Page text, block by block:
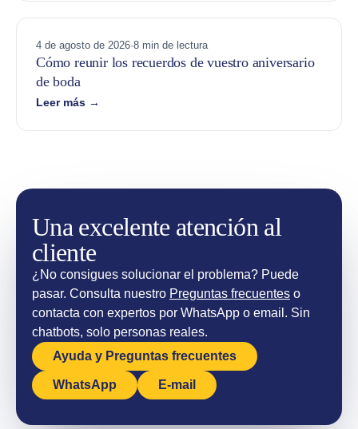
4 de agosto de 2026·8 min de lectura
Cómo reunir los recuerdos de vuestro aniversario
de boda
Leer más →
Una excelente atención al
cliente
¿No consigues solucionar el problema? Puede
pasar. Consulta nuestro Preguntas frecuentes o
contacta con expertos por WhatsApp o email. Sin
chatbots, solo personas reales.
Ayuda y Preguntas frecuentes
WhatsApp E-mail